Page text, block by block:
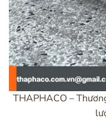
THAPHACO –